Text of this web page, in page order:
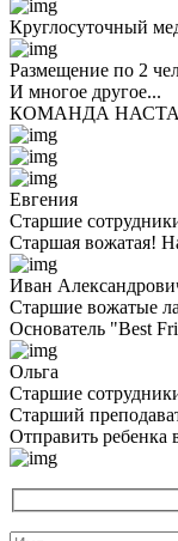
Круглосуточный
Размещение по 2
И многое другое...
КОМАНДА
Евгения
Старшие
Старшая вожатая!
Иван
Старшие вожатые
Основатель "Best
Ольга
Старшие
Cтарший
Отправить ребенка